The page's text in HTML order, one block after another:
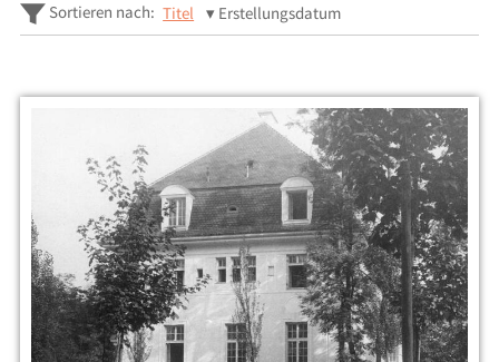
Sortieren nach: Titel Erstellungsdatum